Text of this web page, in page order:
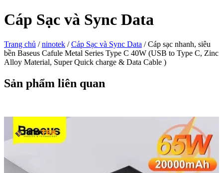
Cáp Sạc và Sync Data
Trang chủ /ninotek /Cáp Sạc và Sync Data / Cáp sạc nhanh, siêu
bền Baseus Cafule Metal Series Type C 40W (USB to Type C, Zinc
Alloy Material, Super Quick charge & Data Cable )
Sản phẩm liên quan